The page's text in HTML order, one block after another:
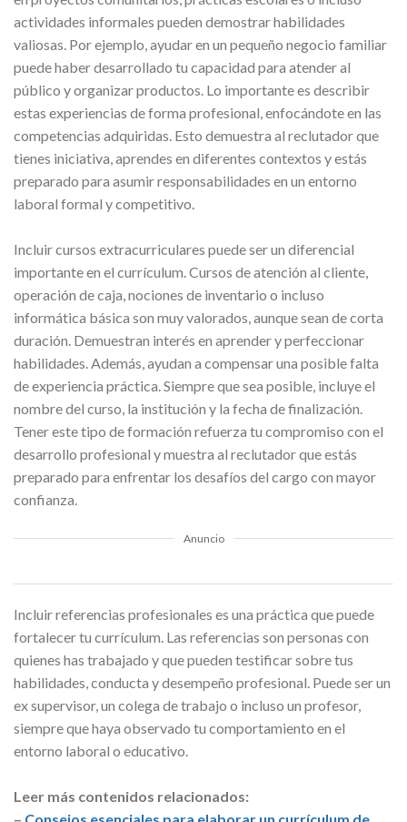
actividades informales pueden demostrar habilidades
valiosas. Por ejemplo, ayudar en un pequeño negocio familiar
puede haber desarrollado tu capacidad para atender al
público y organizar productos. Lo importante es describir
estas experiencias de forma profesional, enfocándote en las
competencias adquiridas. Esto demuestra al reclutador que
tienes iniciativa, aprendes en diferentes contextos y estás
preparado para asumir responsabilidades en un entorno
laboral formal y competitivo.
Incluir cursos extracurriculares puede ser un diferencial
importante en el currículum. Cursos de atención al cliente,
operación de caja, nociones de inventario o incluso
informática básica son muy valorados, aunque sean de corta
duración. Demuestran interés en aprender y perfeccionar
habilidades. Además, ayudan a compensar una posible falta
de experiencia práctica. Siempre que sea posible, incluye el
nombre del curso, la institución y la fecha de finalización.
Tener este tipo de formación refuerza tu compromiso con el
desarrollo profesional y muestra al reclutador que estás
preparado para enfrentar los desafíos del cargo con mayor
confianza.
Anuncio
Incluir referencias profesionales es una práctica que puede
fortalecer tu currículum. Las referencias son personas con
quienes has trabajado y que pueden testificar sobre tus
habilidades, conducta y desempeño profesional. Puede ser un
ex supervisor, un colega de trabajo o incluso un profesor,
siempre que haya observado tu comportamiento en el
entorno laboral o educativo.
Leer más contenidos relacionados:
– Consejos esenciales para elaborar un currículum de